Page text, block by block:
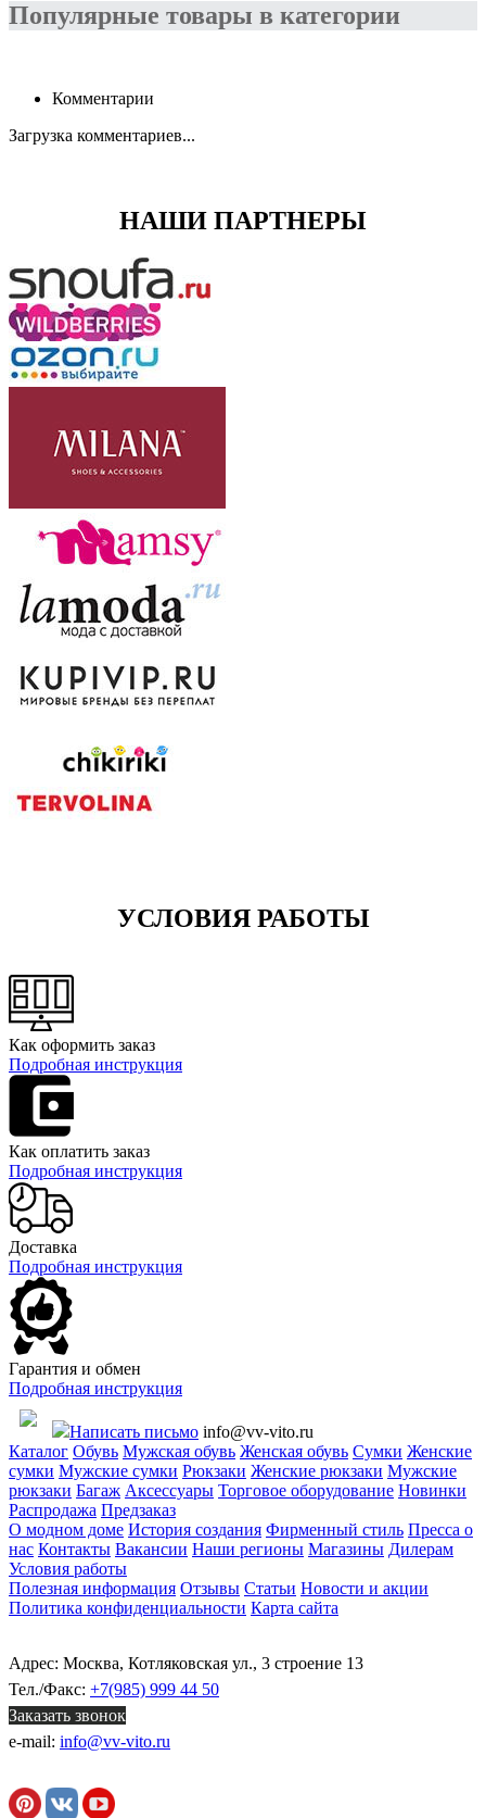
Популярные товары в категории
Комментарии
Загрузка комментариев...
НАШИ ПАРТНЕРЫ
УСЛОВИЯ РАБОТЫ
Как оформить заказ
Подробная инструкция
Как оплатить заказ
Подробная инструкция
Доставка
Подробная инструкция
Гарантия и обмен
Подробная инструкция
Написать письмо info@vv-vito.ru
Каталог Обувь Мужская обувь Женская обувь Сумки Женские
сумки Мужские сумки Рюкзаки Женские рюкзаки Мужские
рюкзаки Багаж Аксессуары Торговое оборудование Новинки
Распродажа Предзаказ
О модном доме История создания Фирменный стиль Пресса о
нас Контакты Вакансии Наши регионы Магазины Дилерам
Условия работы
Полезная информация Отзывы Статьи Новости и акции
Политика конфиденциальности Карта сайта
Адрес: Москва, Котляковская ул., 3 строение 13
Тел./Факс: +7(985) 999 44 50
Заказать звонок
e-mail: info@vv-vito.ru